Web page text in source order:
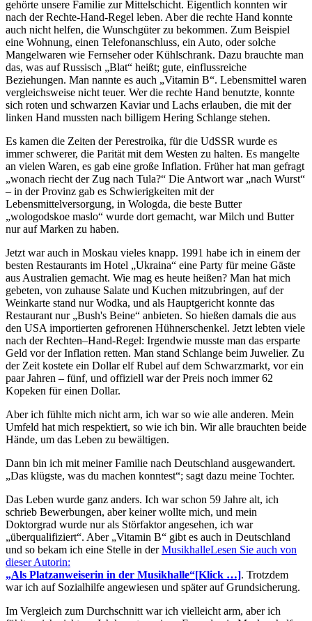
gehörte unsere Familie zur Mittelschicht. Eigentlich konnten wir
nach der Rechte-Hand-Regel leben. Aber die rechte Hand konnte
auch nicht helfen, die Wunschgüter zu bekommen. Zum Beispiel
eine Wohnung, einen Telefonanschluss, ein Auto, oder solche
Mangelwaren wie Fernseher oder Kühlschrank. Dazu brauchte man
das, was auf Russisch
Blat
heißt; gute, einflussreiche
Beziehungen. Man nannte es auch
Vitamin B . Lebensmittel waren
vergleichsweise nicht teuer. Wer die rechte Hand benutzte, konnte
sich roten und schwarzen Kaviar und Lachs erlauben, die mit der
linken Hand mussten nach billigem Hering Schlange stehen.
Es kamen die Zeiten der Perestroika, für die UdSSR wurde es
immer schwerer, die Parität mit dem Westen zu halten. Es mangelte
an vielen Waren, es gab eine große Inflation. Früher hat man gefragt
wonach riecht der Zug nach Tula?
Die Antwort war nach Wurst
– in der Provinz gab es Schwierigkeiten mit der
Lebensmittelversorgung, in Wologda, die beste Butter
wologodskoe maslo
wurde dort gemacht, war Milch und Butter
nur auf Marken zu haben.
Jetzt war auch in Moskau vieles knapp. 1991 habe ich in einem der
besten Restaurants im Hotel
Ukraina
eine Party für meine Gäste
aus Australien gemacht. Wie mag es heute heißen? Man hat mich
gebeten, von zuhause Salate und Kuchen mitzubringen, auf der
Weinkarte stand nur Wodka, und als Hauptgericht konnte das
Restaurant nur Bush's Beine
anbieten. So hießen damals die aus
den USA importierten gefrorenen Hühnerschenkel. Jetzt lebten viele
nach der Rechten–Hand-Regel: Irgendwie musste man das ersparte
Geld vor der Inflation retten. Man stand Schlange beim Juwelier. Zu
der Zeit kostete ein Dollar elf Rubel auf dem Schwarzmarkt, vor ein
paar Jahren – fünf, und offiziell war der Preis noch immer 62
Kopeken für einen Dollar.
Aber ich fühlte mich nicht arm, ich war so wie alle anderen. Mein
Umfeld hat mich respektiert, so wie ich bin. Wir alle brauchten beide
Hände, um das Leben zu bewältigen.
Dann bin ich mit meiner Familie nach Deutschland ausgewandert.
Das klügste, was du machen konntest ; sagt dazu meine Tochter.
Das Leben wurde ganz anders. Ich war schon 59 Jahre alt, ich
schrieb Bewerbungen, aber keiner wollte mich, und mein
Doktorgrad wurde nur als Störfaktor angesehen, ich war
überqualifiziert . Aber Vitamin B
gibt es auch in Deutschland
und so bekam ich eine Stelle in derMusikhalleLesen Sie auch von
dieser Autorin:
Als Platzanweiserin in der Musikhalle [Klick …]. Trotzdem
war ich auf Sozialhilfe angewiesen und später auf Grundsicherung.
Im Vergleich zum Durchschnitt war ich vielleicht arm, aber ich